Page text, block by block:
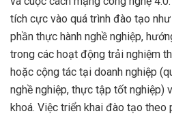
tích cực vào quá trình đào tạo
phần thực hành nghề nghiệp,
trong các hoạt động trải nghiệm
hoặc cộng tác tại doanh nghiệp
nghề nghiệp, thực tập tốt nghiệp)
khoá. Việc triển khai đào tạo theo